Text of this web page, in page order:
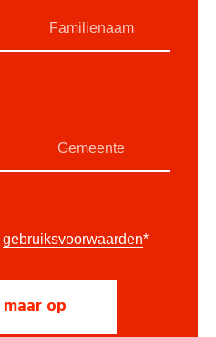
gebruiksvoorwaarden*